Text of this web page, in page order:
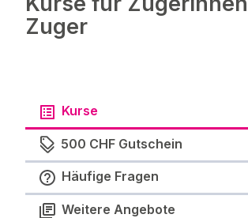
Zuger
Kurse
500 CHF Gutschein
Häufige Fragen
Weitere Angebote